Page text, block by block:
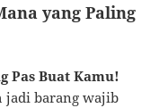
yang Paling
Pas Buat Kamu!
jadi barang wajib